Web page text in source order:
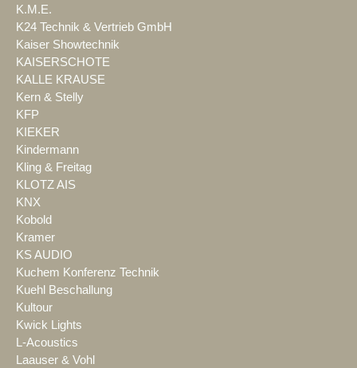
K.M.E.
K24 Technik & Vertrieb GmbH
Kaiser Showtechnik
KAISERSCHOTE
KALLE KRAUSE
Kern & Stelly
KFP
KIEKER
Kindermann
Kling & Freitag
KLOTZ AIS
KNX
Kobold
Kramer
KS AUDIO
Kuchem Konferenz Technik
Kuehl Beschallung
Kultour
Kwick Lights
L-Acoustics
Laauser & Vohl